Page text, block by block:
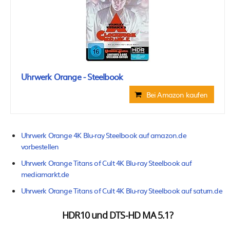
Uhrwerk Orange - Steelbook
Bei Amazon kaufen
Uhrwerk Orange 4K Blu-ray Steelbook auf amazon.de
vorbestellen
Uhrwerk Orange Titans of Cult 4K Blu-ray Steelbook auf
mediamarkt.de
Uhrwerk Orange Titans of Cult 4K Blu-ray Steelbook auf saturn.de
HDR10 und DTS-HD MA 5.1?